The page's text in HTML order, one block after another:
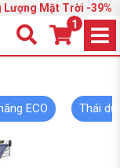
Lượng Mặt Trời -39%
1
ECO Thái